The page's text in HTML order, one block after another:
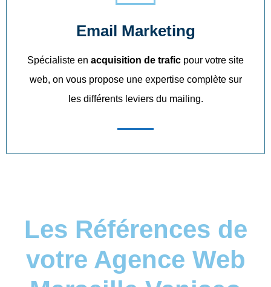
Email Marketing
Spécialiste en acquisition de trafic pour votre site
web, on vous propose une expertise complète sur
les différents leviers du mailing.
Les Références de
votre Agence Web